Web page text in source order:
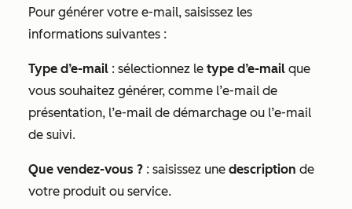
Pour générer votre e-mail, saisissez les
informations suivantes :
Type d’e-mail : sélectionnez le type d’e-mail que
vous souhaitez générer, comme l’e-mail de
présentation, l’e-mail de démarchage ou l’e-mail
de suivi.
Que vendez-vous ? : saisissez une description de
votre produit ou service.